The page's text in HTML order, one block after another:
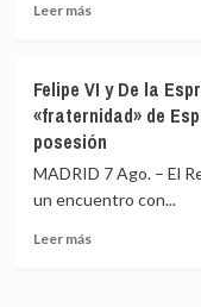
deja
renuncia
a
todos
cargos
Leer másLeer
PP
afirma
que
la
Fiscalía
está
para
Felipe VI y De la
«fraternidad» de
posesión
MADRID 7 Ago. – El
un encuentro con...
Leer másLeer